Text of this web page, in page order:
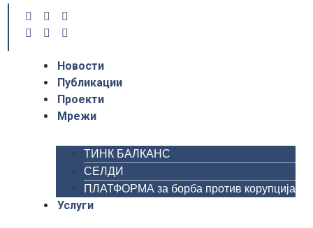
Новости
Публикации
Проекти
Мрежи
ТИНК БАЛКАНС
СЕЛДИ
ПЛАТФОРМА за борба против корупција
Услуги